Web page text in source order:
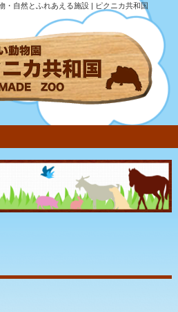
・自然とふれあえる施設 | ピクニカ共和国
国について 動物紹介 移動動物園
団体のお客様